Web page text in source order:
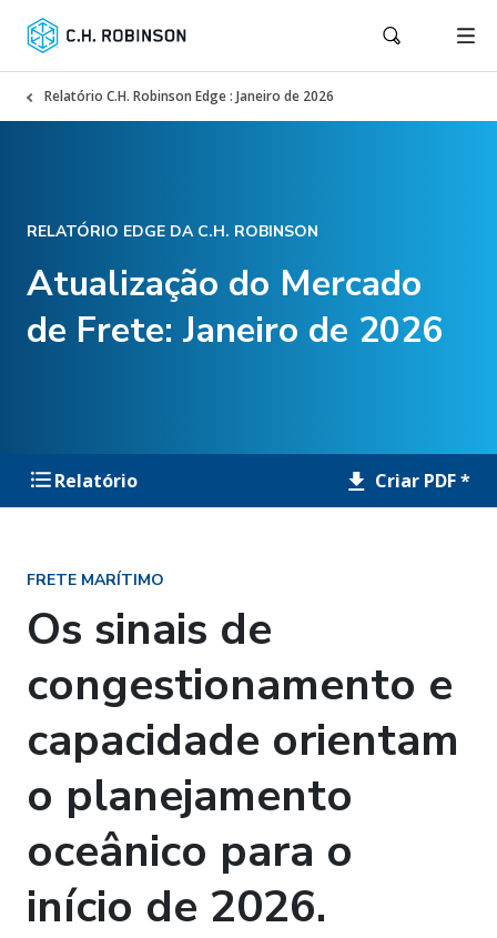
Relatório C.H. Robinson Edge : Janeiro de 2026
RELATÓRIO EDGE DA C.H. ROBINSON
Atualização do Mercado
de Frete: Janeiro de 2026
Relatório Criar PDF *
FRETE MARÍTIMO
Os sinais de
congestionamento e
capacidade orientam
o planejamento
oceânico para o
início de 2026.